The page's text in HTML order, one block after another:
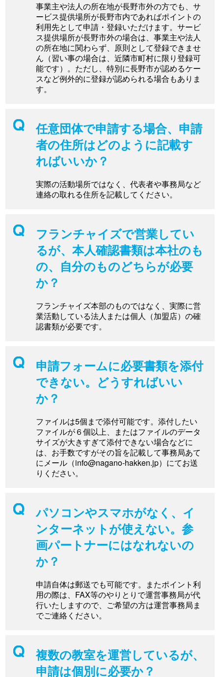
事業主や法人の所在地が長野市外の方でも、サ
ービス提供場所が長野市内であればポイントの
利用先として申請・登録いただけます。サービ
ス提供場所が長野市外の場合は、事業主や法人
の所在地に関わらず、原則として登録できませ
ん（習い事の場合は、近隣市町村に限り登録可
能です）。ただし、特別に長野市が認めるケー
スなど例外的に登録が認められる場合もありま
す。
任意団体で申請する場合、申請
者の住所はどのように記載す
ればいいか？
実際の活動場所ではなく、代表者や事務局など
連絡の取れる住所を記載してください。
フランチャイズで営業してい
るが、本人確認書類は本社のも
の、自分のものどちらが必要
か？
フランチャイズ本部のものではなく、実際に営
業活動している法人または個人（加盟店）の確
認書類が必要です。
申請フォームに必要書類を添付
できない。どうすればいい
か？
ファイルは5個まで添付可能です。添付したい
ファイルが６個以上、またはファイルのデータ
サイズが大きすぎて添付できない場合などに
は、お手数ですがその旨を記載して事務局あて
にメール（info@nagano-hakken.jp）にてお送
りください。
パソコンやスマホがなく、イ
ンターネットが使えない。参
画パートナーにはなれないの
か？
申請自体は郵送でも可能です。またポイント利
用の際は、FAX等のやりとりで運営事務局が代
行いたしますので、ご希望の方は運営事務局ま
でご連絡ください。
複数の教室を運営しているが、
申請は個別に必要か？